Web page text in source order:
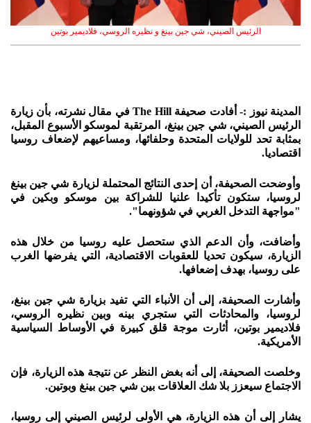
الرئيس الصيني، شي جين بينغ و نظيره الروسي، فلاديمير بوتين
المدينة نيوز :- أفادت صحيفة The Hill في مقال نشرته، بأن زيارة
الرئيس الصيني، شي جين بينغ، المرتقبة لموسكو الأسبوع المقبل،
بمثابة تحد للولايات المتحدة وحلفائها، ومساعيهم لإضعاف روسيا
اقتصاديا.
وأوضحت الصحيفة، أن إحدى النتائج المحتملة لزيارة شي جين بينغ
لروسيا، ستكون تأكيدا علنيا للشراكة بين موسكو وبكين في
"مواجهة التدخل الغربي في شؤونهما".
وأضافت، وأن الدعم الذي ستحصل عليه روسيا من خلال هذه
الزيارة، سيكون تحديا للعقوبات الاقتصادية، التي يفرضها الغرب
على روسيا، بهدف إضعافها.
وأشارت الصحيفة، إلى أن الأنباء التي تفيد بزيارة شي جين بينغ،
لروسيا، والمحادثات التي ستجري بينه وبين نظيره الروسي،
فلاديمير بوتين، أثارت موجة قلق كبيرة في الأوساط السياسية
الأمريكية.
وخلصت الصحيفة، إلى أنه بغض النظر عن نتيجة هذه الزيارة، فإن
الاجتماع سيعزز بلا شك العلاقات بين شي جين بينغ وبوتين.
يشار إلى أن هذه الزيارة، هي الأولى لرئيس الصيني إلى روسيا،